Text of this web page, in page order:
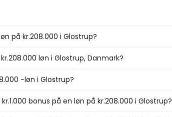
på kr.208.000 i Glostrup?
løn i Glostrup, Danmark?
-løn i Glostrup?
bonus på en løn på kr.208.000 i Glostrup?